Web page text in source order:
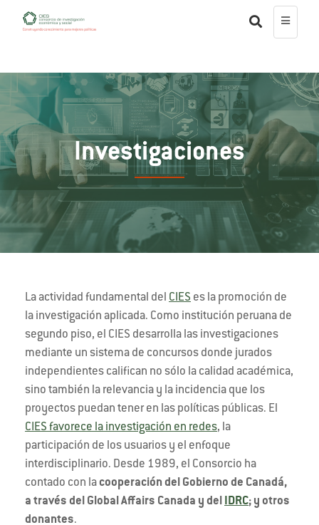
Investigaciones
La actividad fundamental del CIES es la promoción de
la investigación aplicada. Como institución peruana de
segundo piso, el CIES desarrolla las investigaciones
mediante un sistema de concursos donde jurados
independientes califican no sólo la calidad académica,
sino también la relevancia y la incidencia que los
proyectos puedan tener en las políticas públicas. El
CIES favorece la investigación en redes, la
participación de los usuarios y el enfoque
interdisciplinario. Desde 1989, el Consorcio ha
contado con lacooperación del Gobierno de Canadá,
a través del Global Affairs Canada y del
IDRC; y otros
donantes.